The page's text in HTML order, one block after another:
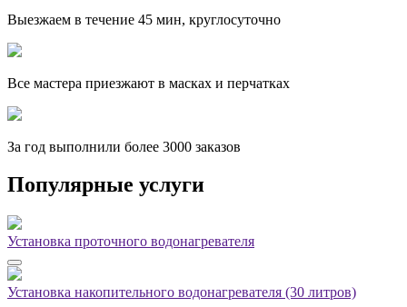
Выезжаем в течение 45 мин, круглосуточно
Все мастера приезжают в масках и перчатках
За год выполнили более 3000 заказов
Популярные услуги
Установка проточного водонагревателя
Установка накопительного водонагревателя (30 литров)